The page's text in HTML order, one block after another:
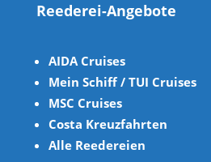
Reederei-Angebote
AIDA Cruises
Mein Schiff / TUI Cruises
MSC Cruises
Costa Kreuzfahrten
Alle Reedereien